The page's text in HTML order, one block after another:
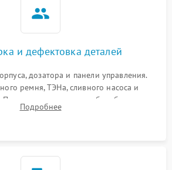
и дефектовка деталей
дозатора и панели управления.
ремня, ТЭНа, сливного насоса и
Проверка подшипников барабана и
износ, а манжеты люка на разрывы.
Подробнее